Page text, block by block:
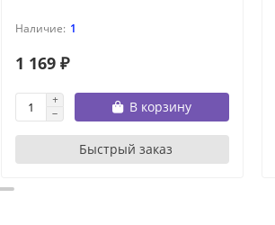
1
1 169 ₽
В корзину
Быстрый заказ